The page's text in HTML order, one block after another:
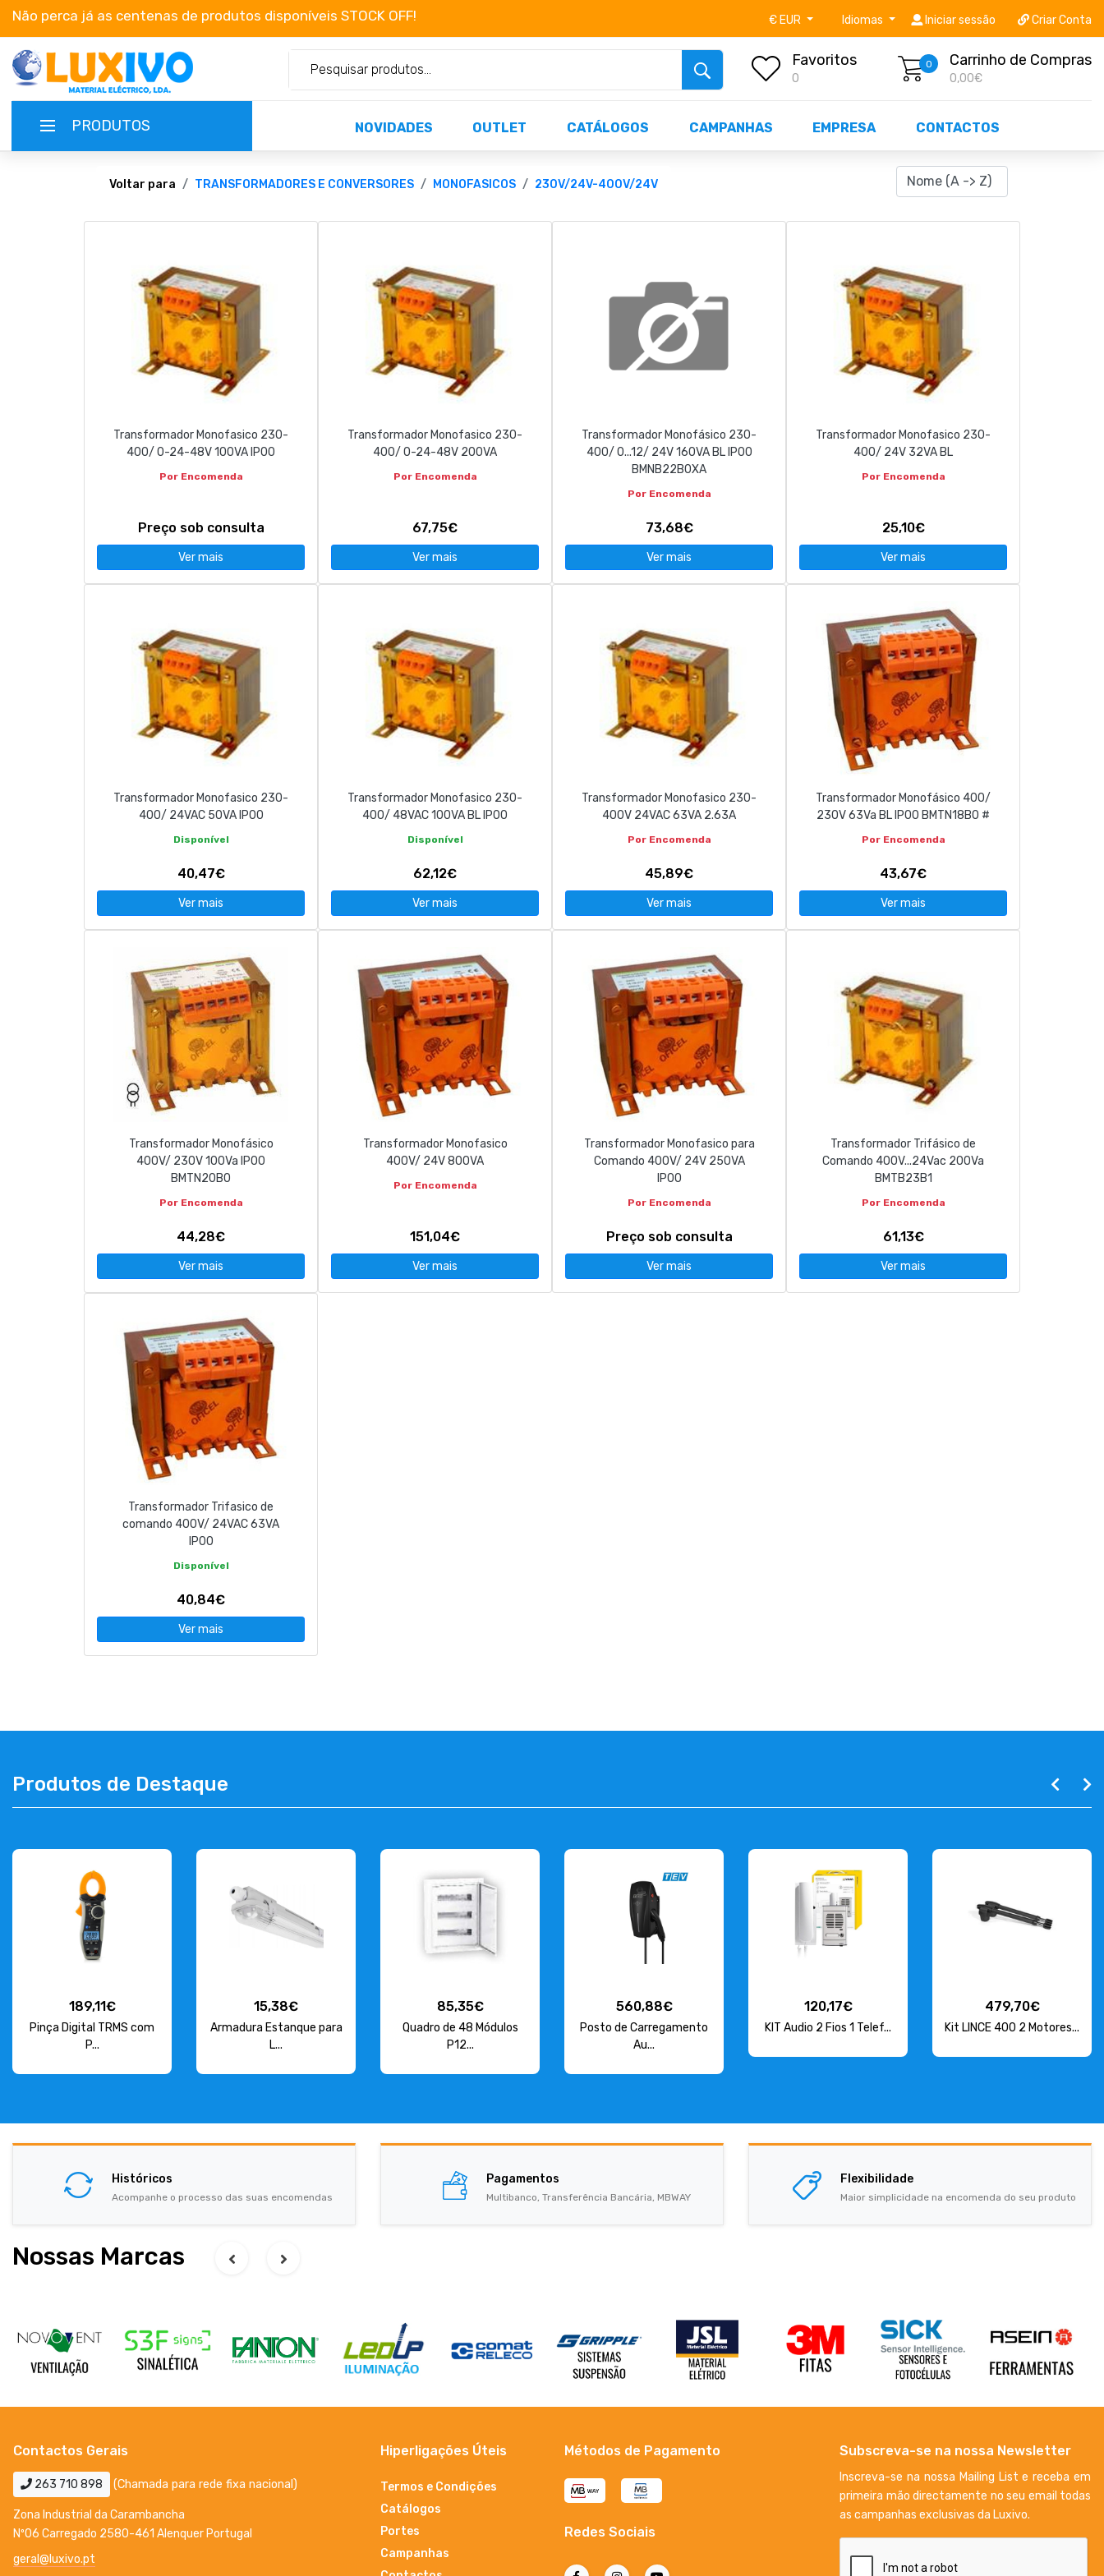
Não perca já as centenas de produtos disponíveis STOCK OFF! Não perca já as centenas de produtos disponíveis STOCK OFF! Não perca já as centenas de
€ EUR Idiomas Iniciar sessão Criar Conta
Favoritos
0
0 Carrinho de Compras
0,00€
PRODUTOS NOVIDADES OUTLET CATÁLOGOS CAMPANHAS EMPRESA CONTACTOS
TERMOS E CONDIÇÕES
geral@luxivo.pt
Voltar para TRANSFORMADORES E CONVERSORES MONOFASICOS 230V/24V-400V/24V
Transformador Monofasico 230-
400/ 0-24-48V 100VA IP00
Por Encomenda
Preço sob consulta
Ver mais
Transformador Monofasico 230-
400/ 0-24-48V 200VA
Por Encomenda
67,75€
Ver mais
Transformador Monofásico 230-
400/ 0...12/ 24V 160VA BL IP00
BMNB22B0XA
Por Encomenda
73,68€
Ver mais
Transformador Monofasico 230-
400/ 24V 32VA BL
Por Encomenda
25,10€
Ver mais
Transformador Monofasico 230-
400/ 24VAC 50VA IP00
Disponível
40,47€
Ver mais
Transformador Monofasico 230-
400/ 48VAC 100VA BL IP00
Disponível
62,12€
Ver mais
Transformador Monofasico 230-
400V 24VAC 63VA 2.63A
Por Encomenda
45,89€
Ver mais
Transformador Monofásico 400/
230V 63Va BL IP00 BMTN18B0 #
Por Encomenda
43,67€
Ver mais
Transformador Monofásico
400V/ 230V 100Va IP00
BMTN20B0
Por Encomenda
44,28€
Ver mais
Transformador Monofasico
400V/ 24V 800VA
Por Encomenda
151,04€
Ver mais
Transformador Monofasico para
Comando 400V/ 24V 250VA
IP00
Por Encomenda
Preço sob consulta
Ver mais
Transformador Trifásico de
Comando 400V...24Vac 200Va
BMTB23B1
Por Encomenda
61,13€
Ver mais
Transformador Trifasico de
comando 400V/ 24VAC 63VA
IP00
Disponível
40,84€
Ver mais
Produtos de Destaque
189,11€
Pinça Digital TRMS com
P...
15,38€
Armadura Estanque para
L...
85,35€
Quadro de 48 Módulos
P12...
560,88€
Posto de Carregamento
Au...
120,17€
KIT Audio 2 Fios 1 Telef...
479,70€
Kit LINCE 400 2 Motores...
Históricos
Acompanhe o processo das suas encomendas
Pagamentos
Multibanco, Transferência Bancária, MBWAY
Flexibilidade
Maior simplicidade na encomenda do seu produto
Nossas Marcas
Contactos Gerais
263 710 898 (Chamada para rede fixa nacional)
Zona Industrial da Carambancha
Nº06 Carregado 2580-461 Alenquer Portugal
geral@luxivo.pt
Hiperligações Úteis
Termos e Condições
Catálogos
Portes
Campanhas
Métodos de Pagamento
Redes Sociais
Subscreva-se na nossa Newsletter
Inscreva-se na nossa Mailing List e receba em
primeira mão directamente no seu email todas
as campanhas exclusivas da Luxivo.